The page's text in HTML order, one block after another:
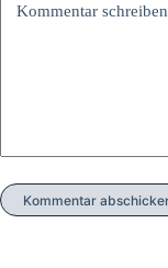
Kommentar schreiben
Kommentar